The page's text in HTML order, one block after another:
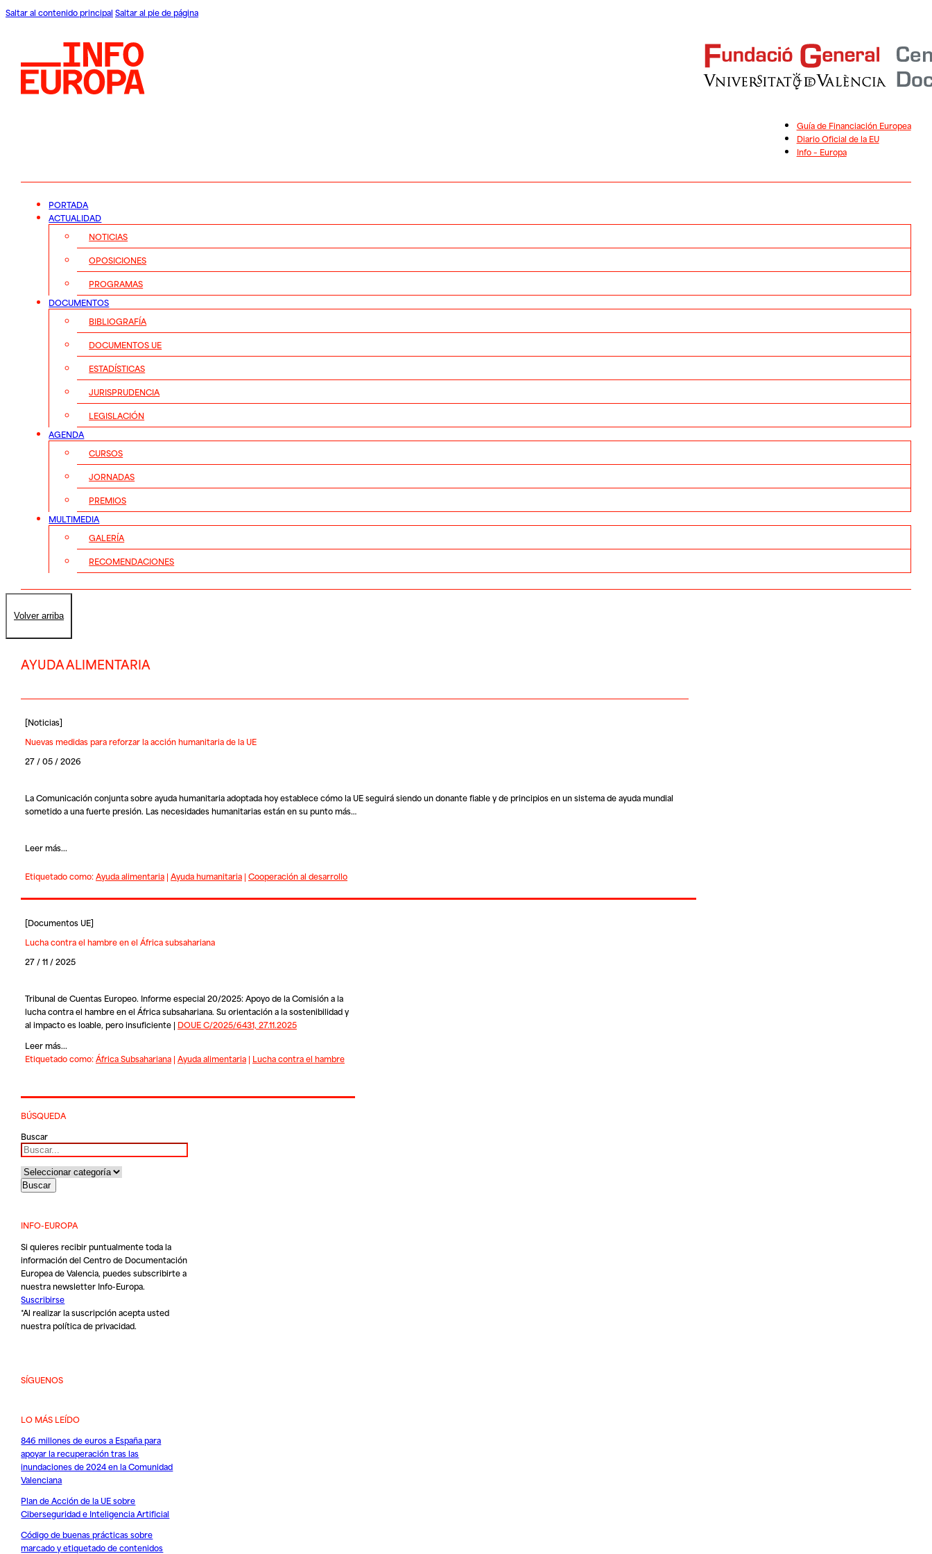
Saltar al contenido principal Saltar al pie de página
Guía de Financiación Europea
Diario Oficial de la EU
Info – Europa
PORTADA
ACTUALIDAD
NOTICIAS
OPOSICIONES
PROGRAMAS
DOCUMENTOS
BIBLIOGRAFÍA
DOCUMENTOS UE
ESTADÍSTICAS
JURISPRUDENCIA
LEGISLACIÓN
AGENDA
CURSOS
JORNADAS
PREMIOS
MULTIMEDIA
GALERÍA
RECOMENDACIONES
Volver arriba
AYUDA ALIMENTARIA
[Noticias]
Nuevas medidas para reforzar la acción humanitaria de la UE
27 / 05 / 2026
La Comunicación conjunta sobre ayuda humanitaria adoptada hoy establece cómo la UE seguirá siendo un donante fiable y de principios en un sistema de ayuda mundial
sometido a una fuerte presión. Las necesidades humanitarias están en su punto más…
Leer más...
Etiquetado como:Ayuda alimentaria| Ayuda humanitaria| Cooperación al desarrollo
[Documentos UE]
Lucha contra el hambre en el África subsahariana
27 / 11 / 2025
Tribunal de Cuentas Europeo. Informe especial 20/2025: Apoyo de la Comisión a la
lucha contra el hambre en el África subsahariana. Su orientación a la sostenibilidad y
al impacto es loable, pero insuficiente | DOUE C/2025/6431, 27.11.2025
Leer más...
Etiquetado como:África Subsahariana| Ayuda alimentaria| Lucha contra el hambre
BÚSQUEDA
Buscar
INFO-EUROPA
Si quieres recibir puntualmente toda la
información del Centro de Documentación
Europea de Valencia, puedes subscribirte a
nuestra newsletter Info-Europa.
Suscribirse
*Al realizar la suscripción acepta usted
nuestrapolítica de privacidad.
SÍGUENOS
LO MÁS LEÍDO
846 millones de euros a España para
apoyar la recuperación tras las
inundaciones de 2024 en la Comunidad
Valenciana
Plan de Acción de la UE sobre
Ciberseguridad e Inteligencia Artificial
Código de buenas prácticas sobre
marcado y etiquetado de contenidos